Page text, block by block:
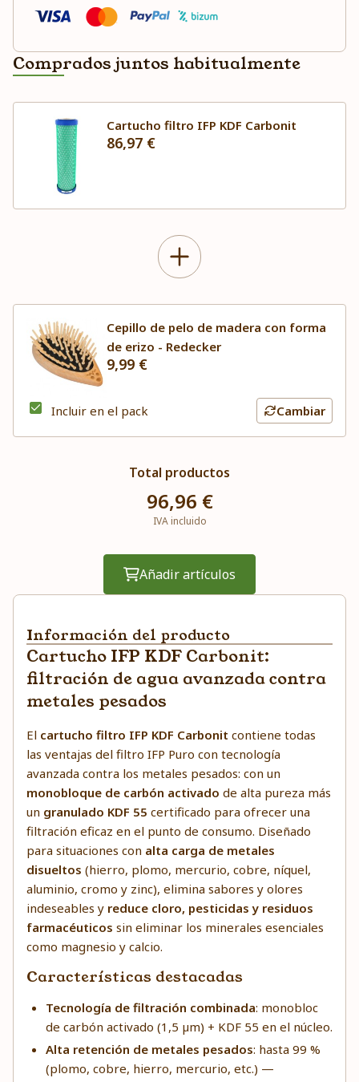
Comprados juntos habitualmente
Cartucho filtro IFP KDF Carbonit
86,97 €
Cepillo de pelo de madera con forma
de erizo - Redecker
9,99 €
Incluir en el pack Cambiar
Total productos
96,96 €
IVA incluido
Añadir artículos
Información del producto
Cartucho IFP KDF Carbonit:
filtración de agua avanzada contra
metales pesados
El cartucho filtro IFP KDF Carbonit contiene todas
las ventajas del filtro IFP Puro con tecnología
avanzada contra los metales pesados: con un
monobloque de carbón activado de alta pureza más
un granulado KDF 55 certificado para ofrecer una
filtración eficaz en el punto de consumo. Diseñado
para situaciones con alta carga de metales
disueltos (hierro, plomo, mercurio, cobre, níquel,
aluminio, cromo y zinc), elimina sabores y olores
indeseables y reduce cloro, pesticidas y residuos
farmacéuticos sin eliminar los minerales esenciales
como magnesio y calcio.
Características destacadas
Tecnología de filtración combinada: monobloc
de carbón activado (1,5 µm) + KDF 55 en el núcleo.
Alta retención de metales pesados: hasta 99 %
(plomo, cobre, hierro, mercurio, etc.) —